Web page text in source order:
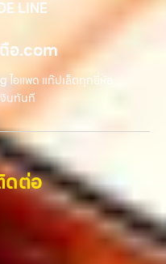
LINE
อ.com
ไอแพด แท๊ปเล็ตทุกยี่ห้อ
งินทันที
ดต่อ